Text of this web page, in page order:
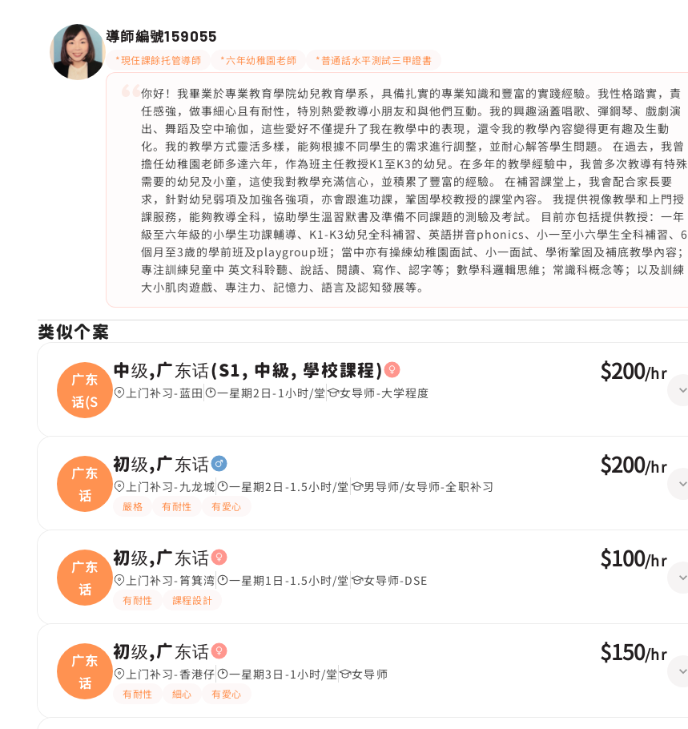
導師編號159055
*現仼課餘托管導師 *六年幼稚園老師 *普通話水平測試三甲證書
你好！我畢業於專業教育學院幼兒教育學系，具備扎實的專業知識和豐富的實踐經驗。我性格踏實，責
任感強，做事細心且有耐性，特別熱愛教導小朋友和與他們互動。我的興趣涵蓋唱歌、彈鋼琴、戲劇演
出、舞蹈及空中瑜伽，這些愛好不僅提升了我在教學中的表現，還令我的教學內容變得更有趣及生動
化。我的教學方式靈活多樣，能夠根據不同學生的需求進行調整，並耐心解答學生問題。 在過去，我曾
擔任幼稚園老師多達六年，作為班主任教授K1至K3的幼兒。在多年的教學經驗中，我曾多次教導有特殊
需要的幼兒及小童，這使我對教學充滿信心，並積累了豐富的經驗。 在補習課堂上，我會配合家長要
求，針對幼兒弱項及加強各強項，亦會跟進功課，鞏固學校教授的課堂內容。 我提供視像教學和上門授
課服務，能夠教導全科，協助學生溫習默書及準備不同課題的測驗及考試。 目前亦包括提供教授：一年
級至六年級的小學生功課輔導、K1-K3幼兒全科補習、英語拼音phonics、小一至小六學生全科補習、6
個月至3歲的學前班及playgroup班；當中亦有操練幼稚園面試、小一面試、學術鞏固及補底教學內容；
專注訓練兒童中 英文科聆聽、說話、閱讀、寫作、認字等；數學科邏輯思維；常識科概念等；以及訓練
大小肌肉遊戲、專注力、記憶力、語言及認知發展等。
类似个案
广东
话(S
中级,广东话(S1, 中級, 學校課程)
上门补习-蓝田 一星期2日-1小时/堂 女导师-大学程度
$200/hr
广东
话
初级,广东话
上门补习-九龙城 一星期2日-1.5小时/堂 男导师/女导师-全职补习
嚴格 有耐性 有愛心
$200/hr
广东
话
初级,广东话
上门补习-筲箕湾 一星期1日-1.5小时/堂 女导师-DSE
有耐性 課程設計
$100/hr
广东
话
初级,广东话
上门补习-香港仔 一星期3日-1小时/堂 女导师
有耐性 細心 有愛心
$150/hr